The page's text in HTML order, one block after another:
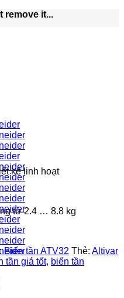
remove it...
kế linh hoạt
từ 2.4 … 8.8 kg
Biến tần ATV32 Thẻ: Altivar
tần giá tốt, biến tần